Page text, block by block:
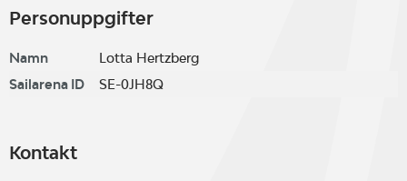
Personuppgifter
Namn
Lotta Hertzberg
Sailarena ID
SE-0JH8Q
Kontakt